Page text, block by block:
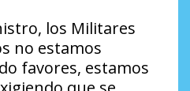
los Militares
no estamos
favores, estamos